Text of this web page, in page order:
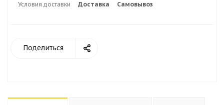
Условия доставки Доставка Самовывоз
Поделиться